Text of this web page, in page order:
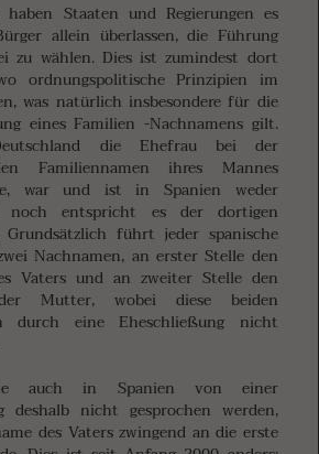
Staaten und Regierungen es
allein überlassen, die Führung
zu wählen. Dies ist zumindest dort
ordnungspolitische Prinzipien im
was natürlich insbesondere für die
eines Familien -Nachnamens gilt.
die Ehefrau bei der
Familiennamen ihres Mannes
war und ist in Spanien weder
noch entspricht es der dortigen
Grundsätzlich führt jeder spanische
Nachnamen, an erster Stelle den
Vaters und an zweiter Stelle den
der Mutter, wobei diese beiden
durch eine Eheschließung nicht
auch in Spanien von einer
deshalb nicht gesprochen werden,
des Vaters zwingend an die erste